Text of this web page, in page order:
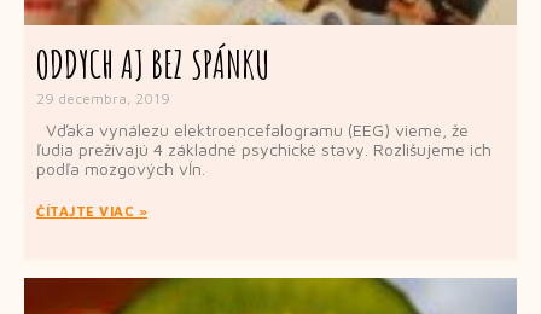
ODDYCH AJ BEZ SPÁNKU
29 decembra, 2019
Vďaka vynálezu elektroencefalogramu (EEG) vieme, že
ľudia prežívajú 4 základné psychické stavy. Rozlišujeme ich
podľa mozgových vĺn.
ČÍTAJTE VIAC »